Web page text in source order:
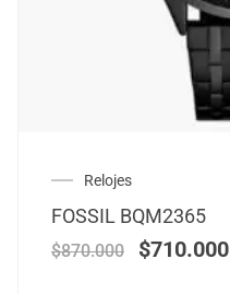
Relojes
FOSSIL BQM2365
$870.000 $710.000